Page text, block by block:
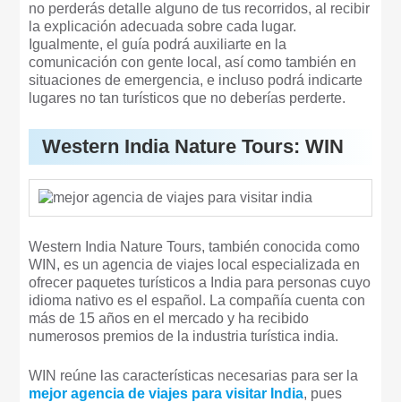
no perderás detalle alguno de tus recorridos, al recibir
la explicación adecuada sobre cada lugar.
Igualmente, el guía podrá auxiliarte en la
comunicación con gente local, así como también en
situaciones de emergencia, e incluso podrá indicarte
lugares no tan turísticos que no deberías perderte.
Western India Nature Tours: WIN
Western India Nature Tours, también conocida como
WIN, es un agencia de viajes local especializada en
ofrecer paquetes turísticos a India para personas cuyo
idioma nativo es el español. La compañía cuenta con
más de 15 años en el mercado y ha recibido
numerosos premios de la industria turística india.
WIN reúne las características necesarias para ser la
mejor agencia de viajes para visitar India, pues